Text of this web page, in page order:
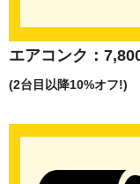
エアコンク：
(2台目以降10%オフ!)